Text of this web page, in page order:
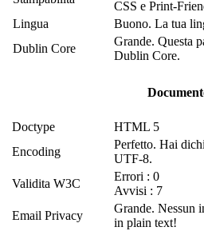
CSS e Print-
Lingua
Buono. La tua
Dublin Core
Grande. Questa
Dublin Core.
Doctype
HTML 5
Encoding
Perfetto. Hai
UTF-8.
Validita W3C
Errori : 0
Avvisi : 7
Email Privacy
Grande. Nessun
in plain text!